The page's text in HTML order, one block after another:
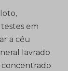
em
a céu
lavrado
concentrado